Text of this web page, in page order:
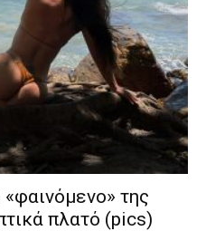
της
πλατό (pics)